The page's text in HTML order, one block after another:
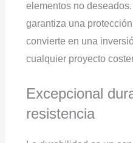
elementos no
garantiza una
convierte en una
cualquier proyecto
Excepcional
resistencia